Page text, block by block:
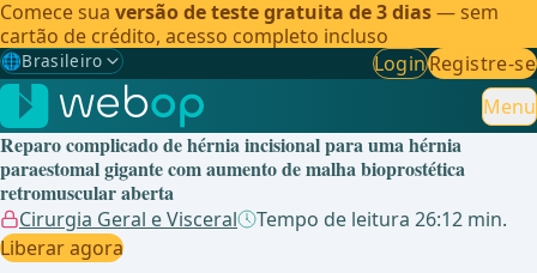
Comece sua versão de teste gratuita de 3 dias— sem
cartão de crédito, acesso completo incluso
🌐Brasileiro
Gewählte Sprache: Brasileiro
🇩🇪 Alemão
🇬🇧Inglês
🇪🇸 Espanhol
🇧🇷Brasileiro
LoginRegistre-se
Menu
Reparo complicado de hérnia incisional para uma hérnia
paraestomal gigante com aumento de malha bioprostética
retromuscular aberta
Cirurgia Geral e Visceral
Tempo de leitura 26:12 min.
Liberar agora